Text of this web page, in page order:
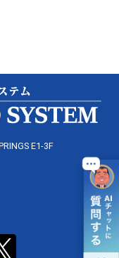
E1-3F